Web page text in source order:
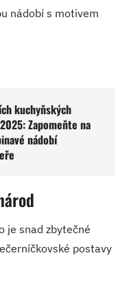
nádobí s motivem
kuchyňských
Zapomeňte na
nádobí
je snad zbytečné
postavy